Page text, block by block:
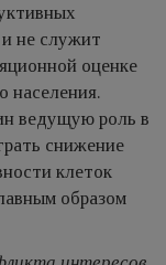
не служит
оценке
населения.
ведущую роль в
снижение
клеток
образом